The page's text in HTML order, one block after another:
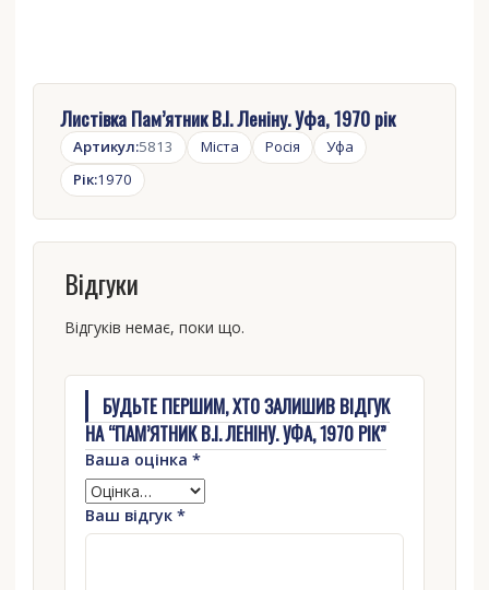
Листівка Пам’ятник В.І. Леніну. Уфа, 1970 рік
Артикул:5813 Міста Росія
Уфа
Рік:1970
Відгуки
Відгуків немає, поки що.
БУДЬТЕ ПЕРШИМ, ХТО ЗАЛИШИВ ВІДГУК
НА “ПАМ’ЯТНИК В.І. ЛЕНІНУ. УФА, 1970 РІК”
Ваша оцінка *
Ваш відгук *